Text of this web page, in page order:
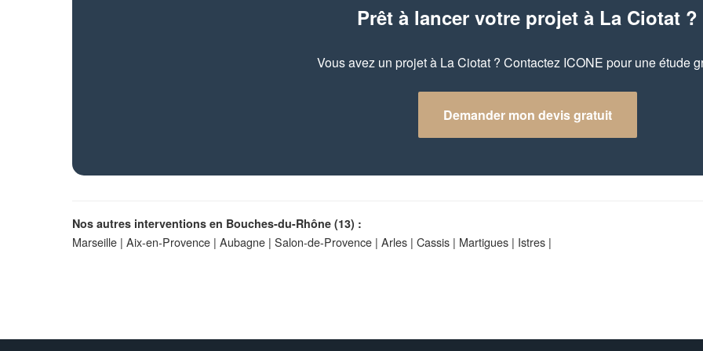
Prêt à lancer votre projet à La Ciotat ?
Vous avez un projet à La Ciotat ? Contactez ICONE pour une étude
Demander mon devis gratuit
Nos autres interventions en Bouches-du-Rhône (13) :
Marseille | Aix-en-Provence | Aubagne | Salon-de-Provence | Arles | Cassis | Martigues | Istres |